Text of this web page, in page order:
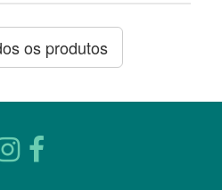
os produtos